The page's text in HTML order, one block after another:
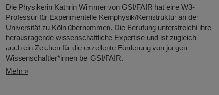
Die Physikerin Kathrin Wimmer von GSI/FAIR hat eine W3-
Professur für Experimentelle Kernphysik/Kernstruktur an der
Universität zu Köln übernommen. Die Berufung unterstreicht ihre
herausragende wissenschaftliche Expertise und ist zugleich
auch ein Zeichen für die exzellente Förderung von jungen
Wissenschaftler*innen bei GSI/FAIR.
Mehr »